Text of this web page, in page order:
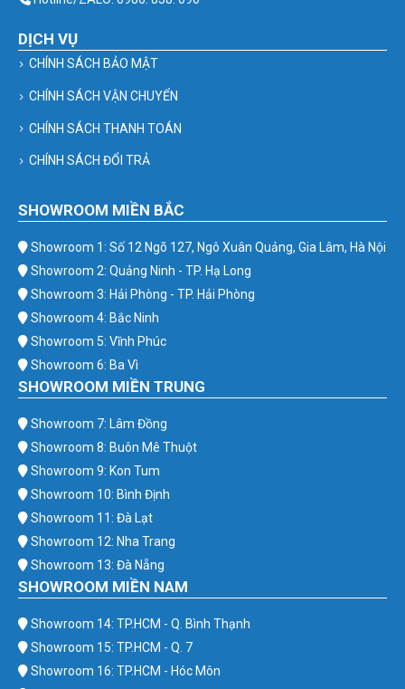
DỊCH VỤ
CHÍNH SÁCH BẢO MẬT
CHÍNH SÁCH VẬN CHUYỂN
CHÍNH SÁCH THANH TOÁN
CHÍNH SÁCH ĐỔI TRẢ
SHOWROOM MIỀN BẮC
Showroom 1: Số 12 Ngõ 127, Ngô Xuân Quảng, Gia Lâm, Hà Nội
Showroom 2: Quảng Ninh - TP. Hạ Long
Showroom 3: Hải Phòng - TP. Hải Phòng
Showroom 4: Bắc Ninh
Showroom 5: Vĩnh Phúc
Showroom 6: Ba Vì
SHOWROOM MIỀN TRUNG
Showroom 7: Lâm Đồng
Showroom 8: Buôn Mê Thuột
Showroom 9: Kon Tum
Showroom 10: Bình Định
Showroom 11: Đà Lạt
Showroom 12: Nha Trang
Showroom 13: Đà Nẵng
SHOWROOM MIỀN NAM
Showroom 14: TP.HCM - Q. Bình Thạnh
Showroom 15: TP.HCM - Q. 7
Showroom 16: TP.HCM - Hóc Môn